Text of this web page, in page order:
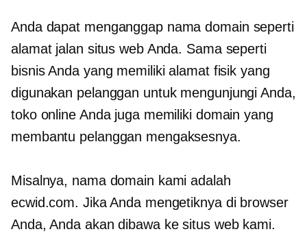
Anda dapat menganggap nama domain seperti
alamat jalan situs web Anda. Sama seperti
bisnis Anda yang memiliki alamat fisik yang
digunakan pelanggan untuk mengunjungi Anda,
toko online Anda juga memiliki domain yang
membantu pelanggan mengaksesnya.
Misalnya, nama domain kami adalah
ecwid.com. Jika Anda mengetiknya di browser
Anda, Anda akan dibawa ke situs web kami.